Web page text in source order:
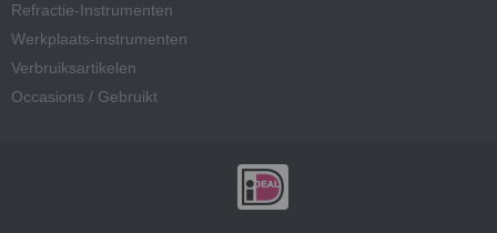
Refractie-Instrumenten
Werkplaats-instrumenten
Verbruiksartikelen
Occasions / Gebruikt